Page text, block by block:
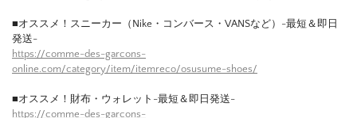
■オススメ！スニーカー（Nike・コンバース・VANSなど）-最短＆即日
発送-
https://comme-des-garcons-
online.com/category/item/itemreco/osusume-shoes/
■オススメ！財布・ウォレット-最短＆即日発送-
https://comme-des-garcons-